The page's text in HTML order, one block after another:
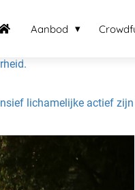
Aanbod
lichamelijke actief